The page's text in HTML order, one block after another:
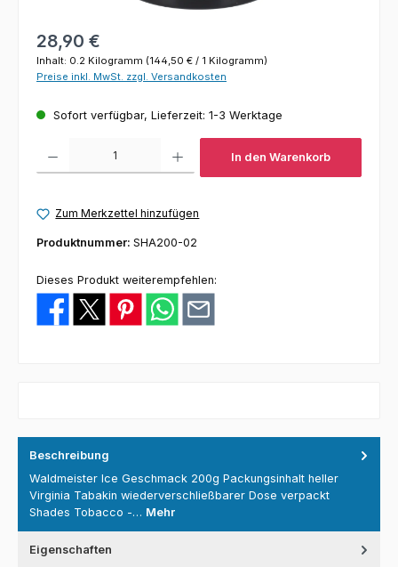
Regulärer Preis:
28,90 €
Inhalt: 0.2 Kilogramm (144,50 € / 1 Kilogramm)
Preise inkl. MwSt. zzgl. Versandkosten
Sofort verfügbar, Lieferzeit: 1-3 Werktage
In den Warenkorb
Zum Merkzettel hinzufügen
Produktnummer: SHA200-02
Dieses Produkt weiterempfehlen:
Beschreibung
Waldmeister Ice Geschmack 200g Packungsinhalt heller
Virginia Tabakin wiederverschließbarer Dose verpackt
Shades Tobacco -… Mehr
Eigenschaften